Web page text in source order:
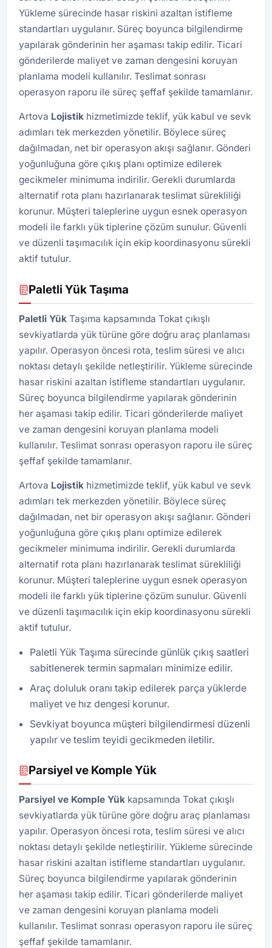
Yükleme sürecinde hasar riskini azaltan istifleme
standartları uygulanır. Süreç boyunca bilgilendirme
yapılarak gönderinin her aşaması takip edilir. Ticari
gönderilerde maliyet ve zaman dengesini koruyan
planlama modeli kullanılır. Teslimat sonrası
operasyon raporu ile süreç şeffaf şekilde tamamlanır.
Artova Lojistik hizmetimizde teklif, yük kabul ve sevk
adımları tek merkezden yönetilir. Böylece süreç
dağılmadan, net bir operasyon akışı sağlanır. Gönderi
yoğunluğuna göre çıkış planı optimize edilerek
gecikmeler minimuma indirilir. Gerekli durumlarda
alternatif rota planı hazırlanarak teslimat sürekliliği
korunur. Müşteri taleplerine uygun esnek operasyon
modeli ile farklı yük tiplerine çözüm sunulur. Güvenli
ve düzenli taşımacılık için ekip koordinasyonu sürekli
aktif tutulur.
Paletli Yük Taşıma
Paletli Yük Taşıma kapsamında Tokat çıkışlı
sevkiyatlarda yük türüne göre doğru araç planlaması
yapılır. Operasyon öncesi rota, teslim süresi ve alıcı
noktası detaylı şekilde netleştirilir. Yükleme sürecinde
hasar riskini azaltan istifleme standartları uygulanır.
Süreç boyunca bilgilendirme yapılarak gönderinin
her aşaması takip edilir. Ticari gönderilerde maliyet
ve zaman dengesini koruyan planlama modeli
kullanılır. Teslimat sonrası operasyon raporu ile süreç
şeffaf şekilde tamamlanır.
Artova Lojistik hizmetimizde teklif, yük kabul ve sevk
adımları tek merkezden yönetilir. Böylece süreç
dağılmadan, net bir operasyon akışı sağlanır. Gönderi
yoğunluğuna göre çıkış planı optimize edilerek
gecikmeler minimuma indirilir. Gerekli durumlarda
alternatif rota planı hazırlanarak teslimat sürekliliği
korunur. Müşteri taleplerine uygun esnek operasyon
modeli ile farklı yük tiplerine çözüm sunulur. Güvenli
ve düzenli taşımacılık için ekip koordinasyonu sürekli
aktif tutulur.
Paletli Yük Taşıma sürecinde günlük çıkış saatleri
sabitlenerek termin sapmaları minimize edilir.
Araç doluluk oranı takip edilerek parça yüklerde
maliyet ve hız dengesi korunur.
Sevkiyat boyunca müşteri bilgilendirmesi düzenli
yapılır ve teslim teyidi gecikmeden iletilir.
Parsiyel ve Komple Yük
Parsiyel ve Komple Yük kapsamında Tokat çıkışlı
sevkiyatlarda yük türüne göre doğru araç planlaması
yapılır. Operasyon öncesi rota, teslim süresi ve alıcı
noktası detaylı şekilde netleştirilir. Yükleme sürecinde
hasar riskini azaltan istifleme standartları uygulanır.
Süreç boyunca bilgilendirme yapılarak gönderinin
her aşaması takip edilir. Ticari gönderilerde maliyet
ve zaman dengesini koruyan planlama modeli
kullanılır. Teslimat sonrası operasyon raporu ile süreç
şeffaf şekilde tamamlanır.